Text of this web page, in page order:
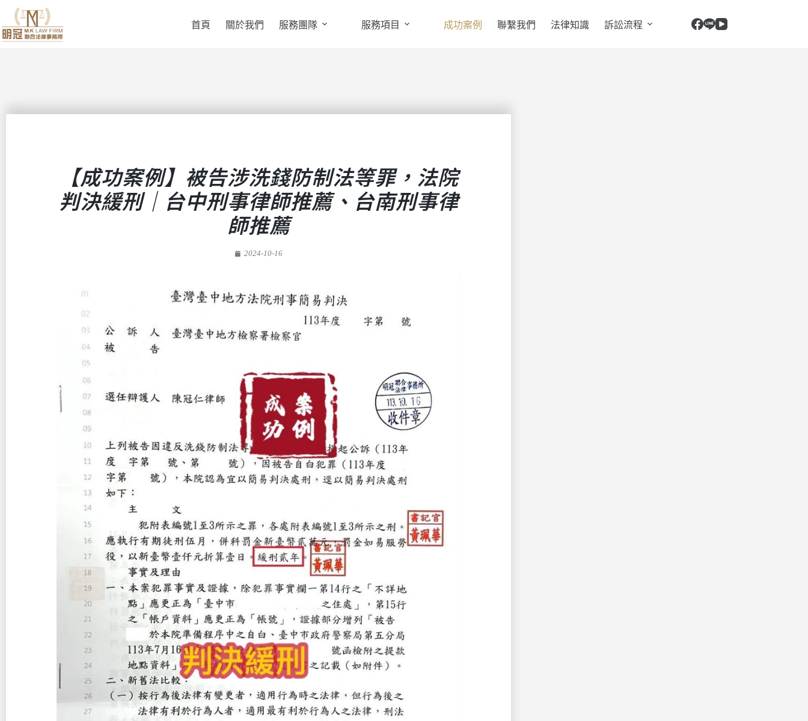
首頁 關於我們 服務團隊 服務項目 成功案例 聯繫我們 法律知識 訴訟流程
【成功案例】被告涉洗錢防制法等罪，法院
判決緩刑｜台中刑事律師推薦、台南刑事律
師推薦
2024-10-16